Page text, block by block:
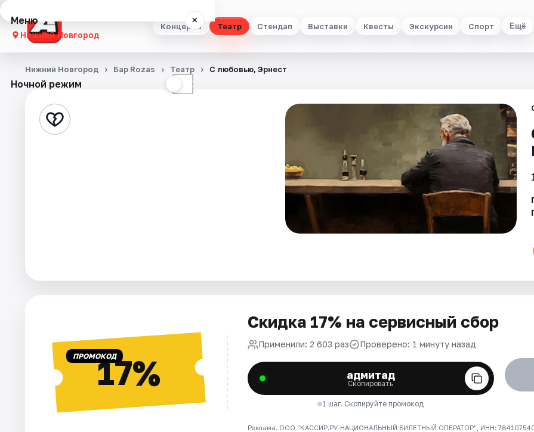
Концерты Театр Стендап Выставки Квесты Экскурсии Спорт Ещё
Меню ×
Нижний Новгород
Концерты
Стендап
Артисты
Рейтинги
Ночной режим ☾
Нижний Новгород Бар Rozas Театр С любовью, Эрнест
ПРОМОКОД17%
Скидка 17% на сервисный сбор
Применили: 2 603 раз Проверено: 1 минуту назад
адмитад
Скопировать
1 шаг. Скопируйте промокод
Реклама. ООО "КАССИР.РУ-НАЦИОНАЛЬНЫЙ БИЛЕТНЫЙ ОПЕРАТОР", ИНН: 7841075409